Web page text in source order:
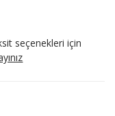
seçenekleri için